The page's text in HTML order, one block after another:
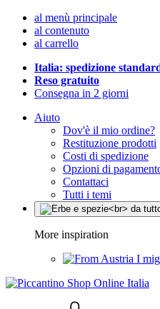
al menù principale
al contenuto
al carrello
Italia: spedizione
Reso gratuito
Consegna in 2 giorni
Aiuto
Dov'è il mio ordine?
Restituzione prodotti
Costi di spedizione
Opzioni di
Contattaci
Tutti i temi
More inspiration
I